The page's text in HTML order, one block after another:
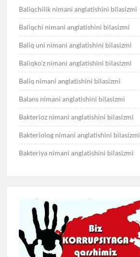
Baliqchilik nimani anglatishini bilasizmi
Baliqchi nimani anglatishini bilasizmi
Baliq uni nimani anglatishini bilasizmi
Baliqko’z nimani anglatishini bilasizmi
Baliq nimani anglatishini bilasizmi
Balans nimani anglatishini bilasizmi
Bakterioz nimani anglatishini bilasizmi
Bakteriolog nimani anglatishini bilasizmi
Bakteriya nimani anglatishini bilasizmi